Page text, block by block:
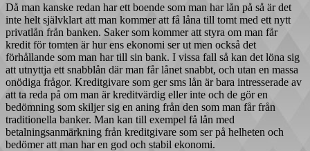
Då man kanske redan har ett boende som man har lån på så är det
inte helt självklart att man kommer att få låna till tomt med ett nytt
privatlån från banken. Saker som kommer att styra om man får
kredit för tomten är hur ens ekonomi ser ut men också det
förhållande som man har till sin bank. I vissa fall så kan det löna sig
att utnyttja ett snabblån där man får lånet snabbt, och utan en massa
onödiga frågor. Kreditgivare som ger sms lån är bara intresserade av
att ta reda på om man är kreditvärdig eller inte och de gör en
bedömning som skiljer sig en aning från den som man får från
traditionella banker. Man kan till exempel få lån med
betalningsanmärkning från kreditgivare som ser på helheten och
bedömer att man har en god och stabil ekonomi.